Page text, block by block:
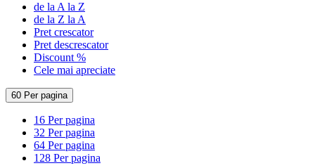
de la A la Z
de la Z la A
Pret crescator
Pret descrescator
Discount %
Cele mai apreciate
60 Per pagina
16 Per pagina
32 Per pagina
64 Per pagina
128 Per pagina